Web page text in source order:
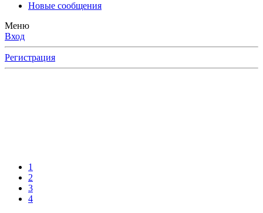
Новые сообщения
Меню
Вход
Регистрация
1
2
3
4